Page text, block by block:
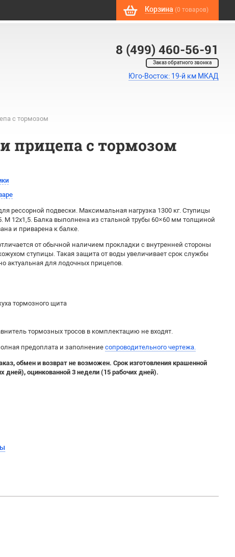
Корзина (0 товаров)
8 (499) 460-56-91
Заказ обратного звонка
Юго-Восток: 19-й км МКАД
с тормозом
прицепа с тормозом
рессорной подвески. Максимальная нагрузка 1300 кг. Ступицы
М 12х1,5. Балка выполнена из стальной трубы 60×60 мм толщиной
и приварена к балке.
от обычной наличием прокладки с внутренней стороны
ступицы. Такая защита от воды увеличивает срок службы
актуальная для лодочных прицепов.
тормозного щита
тормозных тросов в комплектацию не входят.
предоплата и заполнение сопроводительного чертежа.
, обмен и возврат не возможен. Срок изготовления крашенной
дней), оцинкованной 3 недели (15 рабочих дней).